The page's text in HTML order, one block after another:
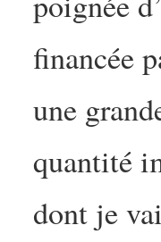
financée
une
quantité
dont je